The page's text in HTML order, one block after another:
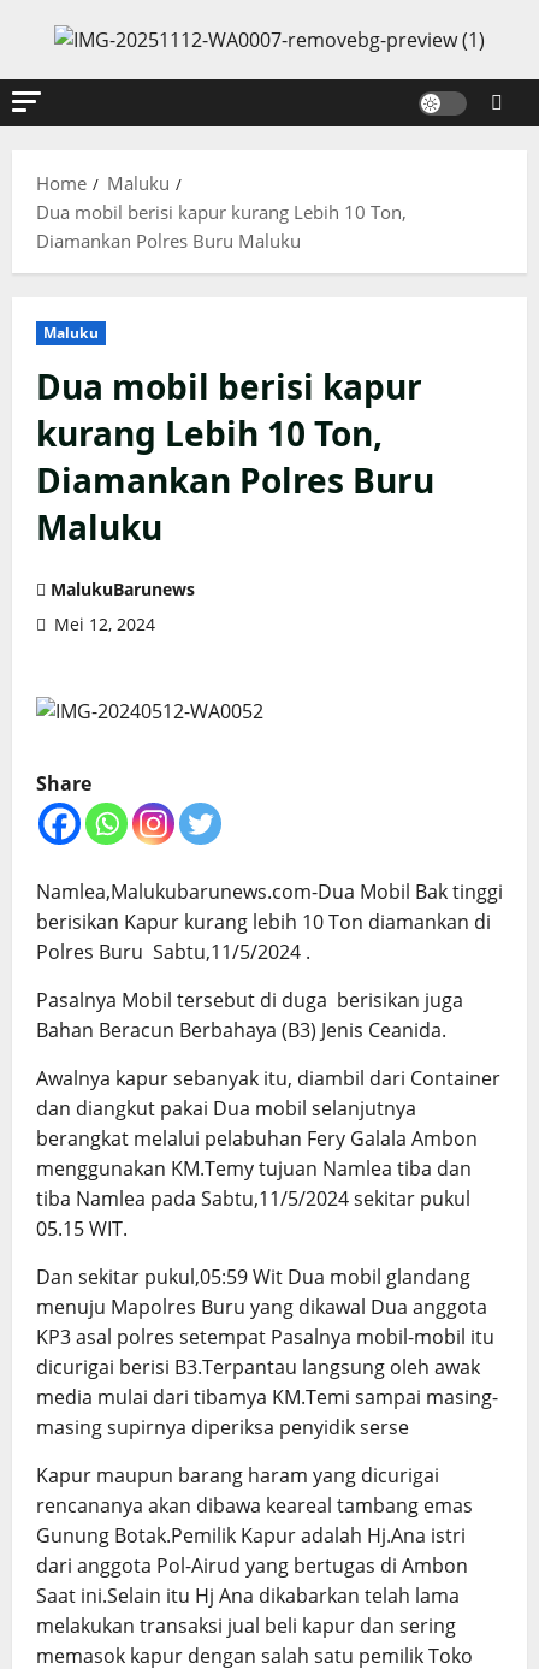
content
Home
Maluku
Dua mobil berisi kapur kurang Lebih 10 Ton,
Diamankan Polres Buru Maluku
Maluku
Dua mobil berisi kapur
kurang Lebih 10 Ton,
Diamankan Polres Buru
Maluku
MalukuBarunews
Mei 12, 2024
Share
Namlea,Malukubarunews.com-Dua Mobil Bak tinggi
berisikan Kapur kurang lebih 10 Ton diamankan di
Polres Buru Sabtu,11/5/2024 .
Pasalnya Mobil tersebut di duga berisikan juga
Bahan Beracun Berbahaya (B3) Jenis Ceanida.
Awalnya kapur sebanyak itu, diambil dari Container
dan diangkut pakai Dua mobil selanjutnya
berangkat melalui pelabuhan Fery Galala Ambon
menggunakan KM.Temy tujuan Namlea tiba dan
tiba Namlea pada Sabtu,11/5/2024 sekitar pukul
05.15 WIT.
Dan sekitar pukul,05:59 Wit Dua mobil glandang
menuju Mapolres Buru yang dikawal Dua anggota
KP3 asal polres setempat Pasalnya mobil-mobil itu
dicurigai berisi B3.Terpantau langsung oleh awak
media mulai dari tibamya KM.Temi sampai masing-
masing supirnya diperiksa penyidik serse
Kapur maupun barang haram yang dicurigai
rencananya akan dibawa keareal tambang emas
Gunung Botak.Pemilik Kapur adalah Hj.Ana istri
dari anggota Pol-Airud yang bertugas di Ambon
Saat ini.Selain itu Hj Ana dikabarkan telah lama
melakukan transaksi jual beli kapur dan sering
memasok kapur dengan salah satu pemilik Toko